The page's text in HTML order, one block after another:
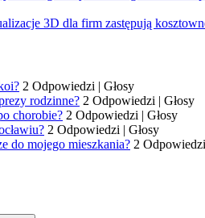
3D dla firm zastępują
2 Odpowiedzi | Głosy
rodzinne? 2 Odpowiedzi | Głosy
chorobie? 2 Odpowiedzi | Głosy
2 Odpowiedzi | Głosy
do mojego mieszkania? 2 Odpowiedzi